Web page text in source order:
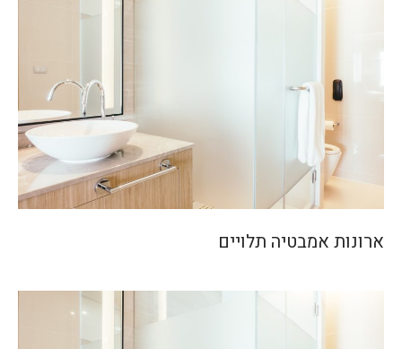
ארונות אמבטיה תלויים